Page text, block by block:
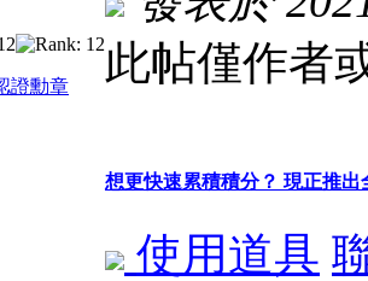
此帖僅作者
想更快速累積積分？ 現正推
使用道具